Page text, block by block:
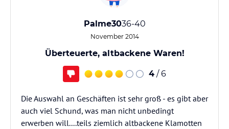
Palme3036-40
November 2014
Überteuerte, altbackene Waren!
4 / 6
Die Auswahl an Geschäften ist sehr groß - es gibt aber
auch viel Schund, was man nicht unbedingt
erwerben will....teils ziemlich altbackene Klamotten